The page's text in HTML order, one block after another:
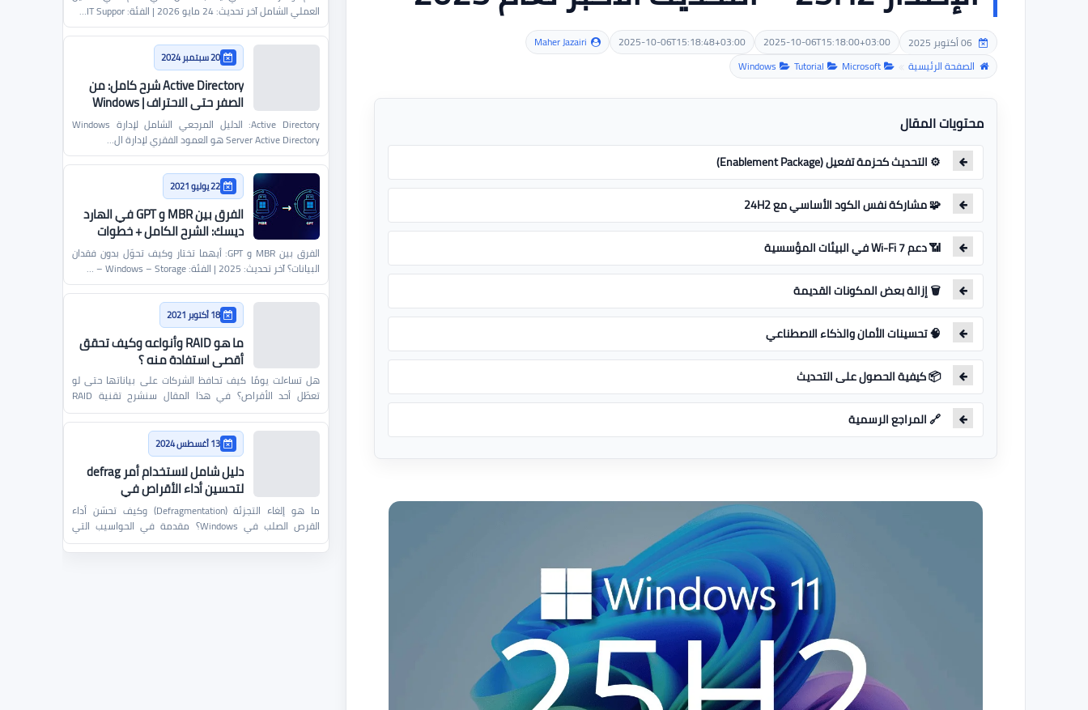
2025-10-06T15:18:00+03:00
2025-10-06T15:18:48+03:00
Maher Jazairi
الصفحة الرئيسية
Microsoft
Tutorial
Windows
محتويات المقال
⚙️ التحديث كحزمة تفعيل (Enablement Package)
🧩 مشاركة نفس الكود الأساسي مع 24H2
📶 دعم Wi-Fi 7 في البيئات المؤسسية
🗑️ إزالة بعض المكونات القديمة
🧠 تحسينات الأمان والذكاء الاصطناعي
📦 كيفية الحصول على التحديث
🔗 المراجع الرسمية
العملي الشامل آخر تحديث: 24 مايو 2026 | الفئة: IT Suppor…
20 سبتمبر 2024
Active Directory شرح كامل: من
الصفر حتى الاحتراف | Windows
Server
Active Directory: الدليل المرجعي الشامل لإدارة Windows
Server Active Directory هو العمود الفقري لإدارة ال…
22 يوليو 2021
الفرق بين MBR و GPT في الهارد
ديسك: الشرح الكامل + خطوات
التحويل من وإلى
الفرق بين MBR و GPT: أيهما تختار وكيف تحوّل بدون فقدان
البيانات؟ آخر تحديث: 2025 | الفئة: Windows – Storage – …
18 أكتوبر 2021
ما هو RAID وأنواعه وكيف تحقق
أقصى استفادة منه ؟
هل تساءلت يومًا كيف تحافظ الشركات على بياناتها حتى لو
تعطّل أحد الأقراص؟ في هذا المقال سنشرح تقنية RAID
ببساطة ون…
13 أغسطس 2024
دليل شامل لاستخدام أمر defrag
لتحسين أداء الأقراص في
Windows
ما هو إلغاء التجزئة (Defragmentation) وكيف تحسّن أداء
القرص الصلب في Windows؟ مقدمة في الحواسيب التي
تعمل بنظام…